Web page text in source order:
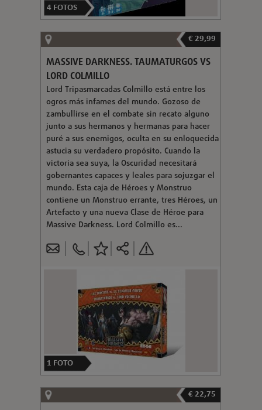
4 FOTOS
€ 29,99
MASSIVE DARKNESS. TAUMATURGOS VS
LORD COLMILLO
Lord Tripasmarcadas Colmillo está entre los
ogros más infames del mundo. Gozoso de
zambullirse en el combate sin recato alguno
junto a sus hermanos y hermanas para hacer
puré a sus enemigos, oculta en su enloquecida
astucia su verdadero propósito. Cuando la
victoria sea suya, la Oscuridad necesitará
gobernantes capaces y leales para sojuzgar el
mundo. Esta caja de Héroes y Monstruo
contiene un Monstruo errante, tres Héroes, un
Artefacto y una nueva Clase de Héroe para
Massive Darkness. Lord Colmillo es...
1 FOTO
€ 22,75